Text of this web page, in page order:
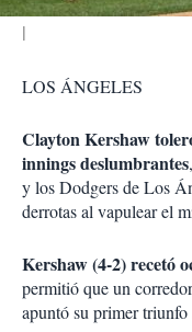
LOS ÁNGELES
Clayton Kershaw
innings deslumbrantes
y los Dodgers de Los
derrotas al vapulear el
Kershaw (4-2) recetó
permitió que un
apuntó su primer